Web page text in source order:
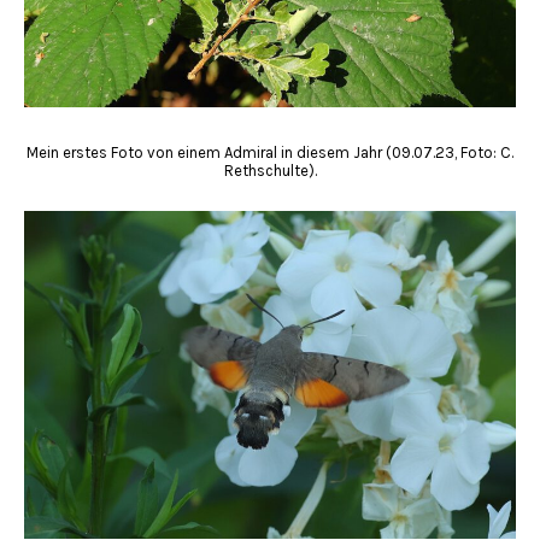
Mein erstes Foto von einem Admiral in diesem Jahr (09.07.23, Foto: C.
Rethschulte).